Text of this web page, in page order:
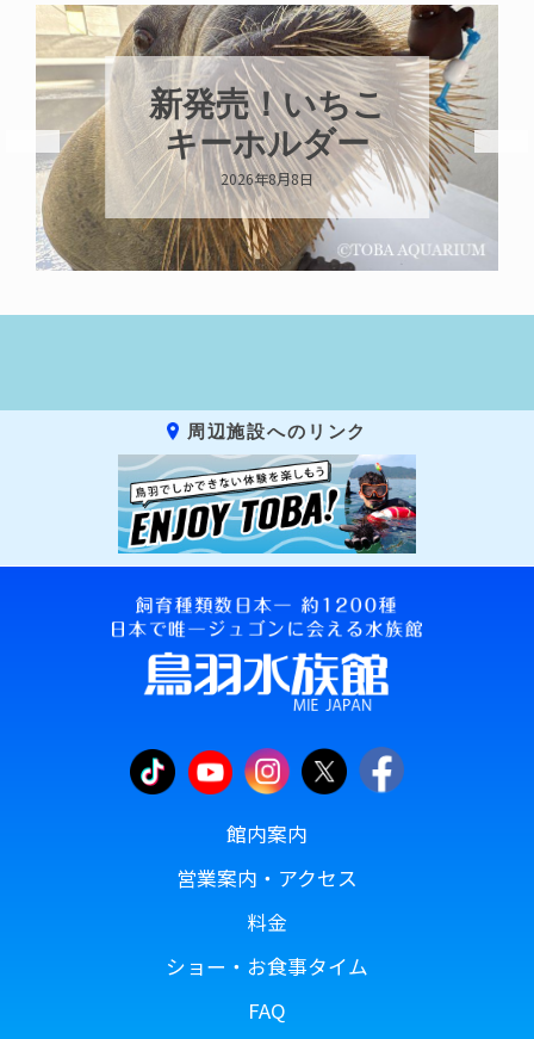
新発売！いちこ
キーホルダー
2026年8月8日
周辺施設へのリンク
館内案内
営業案内・アクセス
料金
ショー・お食事タイム
FAQ